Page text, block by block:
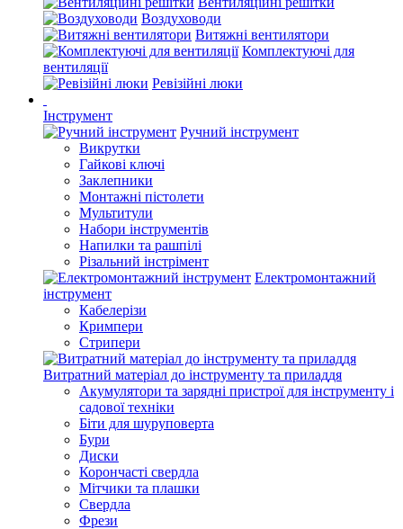
Воздуховоди
Витяжні вентилятори
Комплектуючі для
вентиляції
Ревізійні люки
Інструмент
Ручний інструмент
Викрутки
Гайкові ключі
Заклепники
Монтажні пістолети
Мультитули
Набори інструментів
Напилки та рашпілі
Різальний інстрімент
Електромонтажний
інструмент
Кабелерізи
Кримпери
Стрипери
Витратний матеріал до інструменту та приладдя
Акумулятори та зарядні пристрої для інструменту і
садової техніки
Біти для шуруповерта
Бури
Диски
Корончасті свердла
Мітчики та плашки
Свердла
Фрези